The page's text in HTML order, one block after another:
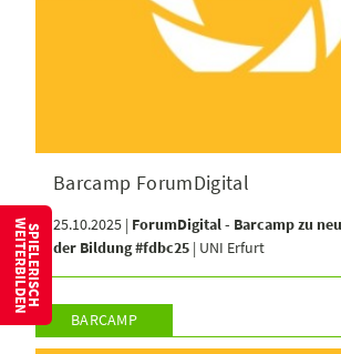
Barcamp ForumDigital
25.10.2025 | ForumDigital - Barcamp zu
der Bildung #fdbc25 | UNI Erfurt
BARCAMP
S
P
I
E
L
E
R
I
S
C
H
WE
I
T
E
R
B
I
L
D
E
N